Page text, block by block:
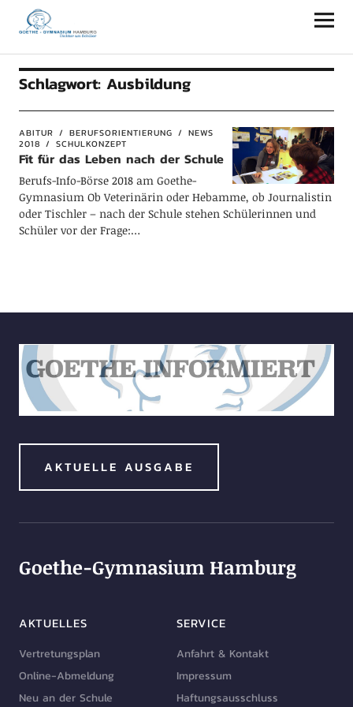
Goethe-Gymnasium Hamburg
Schlagwort: Ausbildung
ABITUR BERUFSORIENTIERUNG
NEWS
2018
SCHULKONZEPT
Fit für das Leben nach der Schule
Berufs-Info-Börse 2018 am Goethe-
Gymnasium Ob Veterinärin oder Hebamme, ob Journalistin
oder Tischler – nach der Schule stehen Schülerinnen und
Schüler vor der Frage:…
AKTUELLE AUSGABE
Goethe-Gymnasium Hamburg
AKTUELLES
Vertretungsplan
Online-Abmeldung
Neu an der Schule
SERVICE
Anfahrt & Kontakt
Impressum
Haftungsausschluss